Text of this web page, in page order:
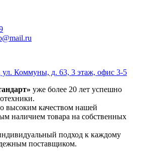
ул. Коммуны, д. 63, 3 этаж, офис 3-5
уже более 20 лет успешно
высоким качеством нашей
наличием товара на собственных
подход к каждому
поставщиком.